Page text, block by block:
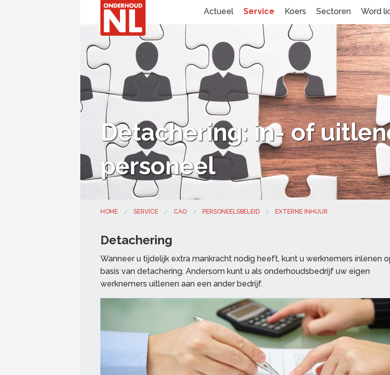
Actueel Service Koers Sectoren Word
Detachering: in- of
personeel
HOME SERVICE CAO PERSONEELSBELEID EXTERNE INHUUR
Detachering
Wanneer u tijdelijk extra mankracht nodig heeft, kunt u werknemers inlenen
basis van detachering. Andersom kunt u als onderhoudsbedrijf uw eigen
werknemers uitlenen aan een ander bedrijf.